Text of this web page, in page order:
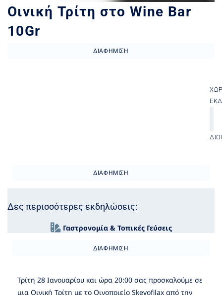
Οινική Τρίτη στο Wine Bar
10Gr
ΔΙΑΦΉΜΙΣΗ
ΔΙΑΦΉΜΙΣΗ
Δες περισσότερες εκδηλώσεις:
Γαστρονομία & Τοπικές Γεύσεις
ΔΙΑΦΉΜΙΣΗ
Τρίτη 28 Ιανουαρίου και ώρα 20:00 σας προσκαλούμε σε
μια Οινική Τρίτη με το Οινοποιείο Skevofilax από την